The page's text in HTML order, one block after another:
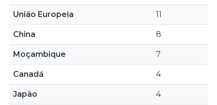
União Europeia 11
China 8
Moçambique 7
Canadá 4
Japão 4